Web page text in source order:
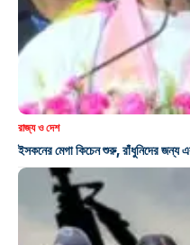
রাজ্য ও দেশ
ইসকনের মেগা কিচেন শুরু, রাঁধুনিদের জন্য